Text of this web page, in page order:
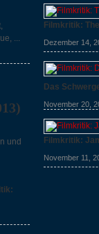
...
und
Filmkritik:
Dezember 14,
Das
November 20,
Filmkritik:
November 11,